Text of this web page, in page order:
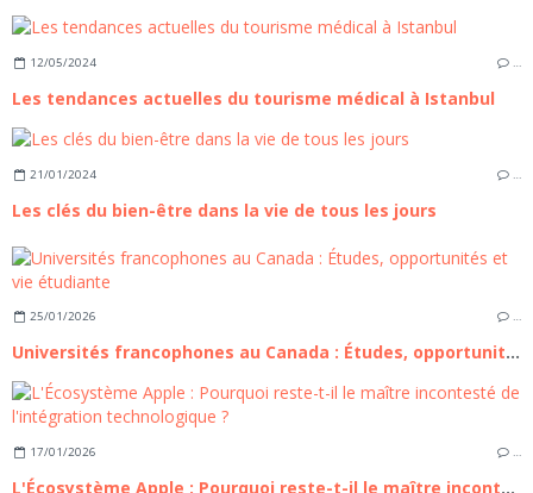
12/05/2024 …
Les tendances actuelles du tourisme médical à Istanbul
21/01/2024 …
Les clés du bien-être dans la vie de tous les jours
25/01/2026 …
Universités francophones au Canada : Études, opportunités et vie étudiante
17/01/2026 …
L'Écosystème Apple : Pourquoi reste-t-il le maître incontesté de l'intégration technologique ?